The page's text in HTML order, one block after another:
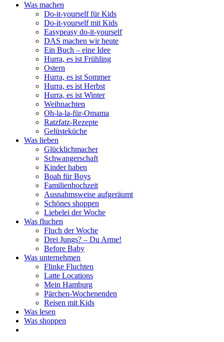
Was machen
Do-it-yourself für Kids
Do-it-yourself mit Kids
Easypeasy do-it-yourself
DAS machen wir heute
Ein Buch – eine Idee
Hurra, es ist Frühling
Ostern
Hurra, es ist Sommer
Hurra, es ist Herbst
Hurra, es ist Winter
Weihnachten
Oh-la-la-für-Omama
Ratzfatz-Rezepte
Gelüsteküche
Was lieben
Glücklichmacher
Schwangerschaft
Kinder haben
Boah für Boys
Familienhochzeit
Ausnahmsweise aufgeräumt
Schönes shoppen
Liebelei der Woche
Was fluchen
Fluch der Woche
Drei Jungs? – Du Arme!
Before Baby
Was unternehmen
Flinke Fluchten
Latte Locations
Mein Hamburg
Pärchen-Wochenenden
Reisen mit Kids
Was lesen
Was shoppen